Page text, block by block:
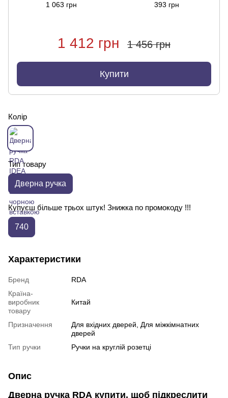
1 063 грн 393 грн
1 412 грн 1 456 грн
Купити
Колір
Тип товару
Дверна ручка
Купуєш більше трьох штук! Знижка по промокоду !!!
740
Характеристики
Бренд
RDA
Країна-
виробник
товару
Китай
Призначення
Для вхідних дверей, Для міжкімнатних
дверей
Тип ручки
Ручки на круглій розетці
Опис
Дверна ручка RDA купити, щоб підкреслити